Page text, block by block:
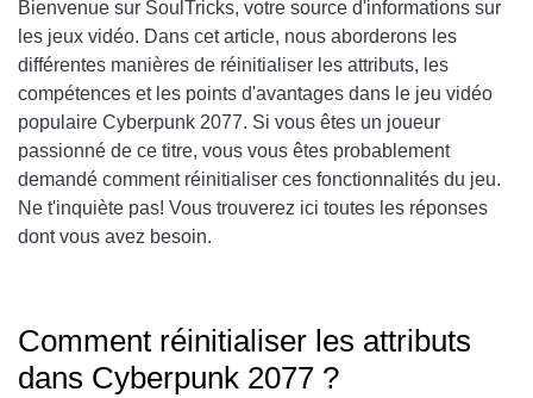
COMPÉTENCES PRÉCÉDEMMENT ACQUISES ?
CONCLUSION
Bienvenue sur SoulTricks, votre source d'informations sur
les jeux vidéo. Dans cet article, nous aborderons les
différentes manières de réinitialiser les attributs, les
compétences et les points d'avantages dans le jeu vidéo
populaire Cyberpunk 2077. Si vous êtes un joueur
passionné de ce titre, vous vous êtes probablement
demandé comment réinitialiser ces fonctionnalités du jeu.
Ne t'inquiète pas! Vous trouverez ici toutes les réponses
dont vous avez besoin.
Comment réinitialiser les attributs
dans Cyberpunk 2077 ?